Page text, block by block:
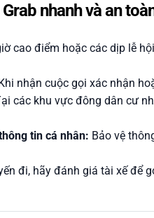
nhanh và an
cao điểm hoặc các dịp lễ
nhận cuộc gọi xác nhận
các khu vực đông dân cư
tin cá nhân: Bảo vệ
đi, hãy đánh giá tài xế để